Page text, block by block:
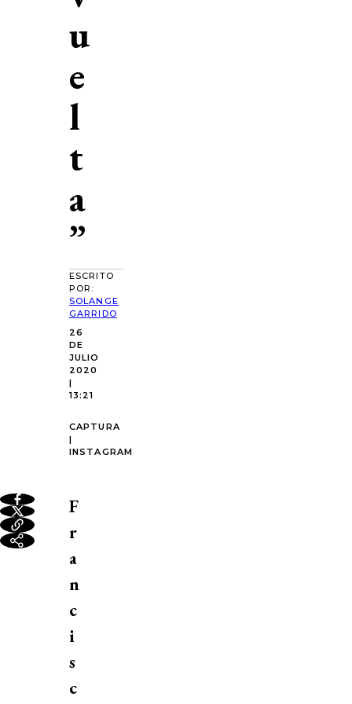
u
e
l
t
a
”
ESCRITO
POR:
SOLANGE
GARRIDO
26
DE
JULIO
2020
|
13:21
CAPTURA
|
INSTAGRAM
F
r
a
n
c
i
s
c